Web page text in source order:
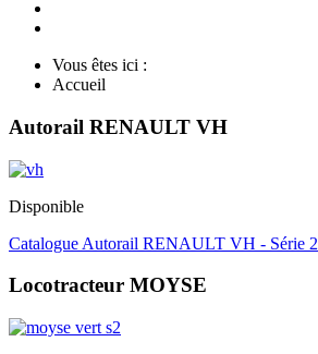
Vous êtes ici :
Accueil
Autorail RENAULT VH
Disponible
Catalogue Autorail RENAULT VH - Série 2
Locotracteur MOYSE